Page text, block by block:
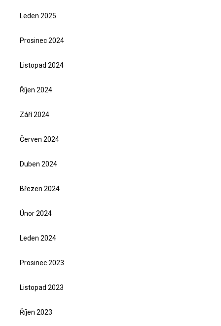
Leden 2025
Prosinec 2024
Listopad 2024
Říjen 2024
Září 2024
Červen 2024
Duben 2024
Březen 2024
Únor 2024
Leden 2024
Prosinec 2023
Listopad 2023
Říjen 2023